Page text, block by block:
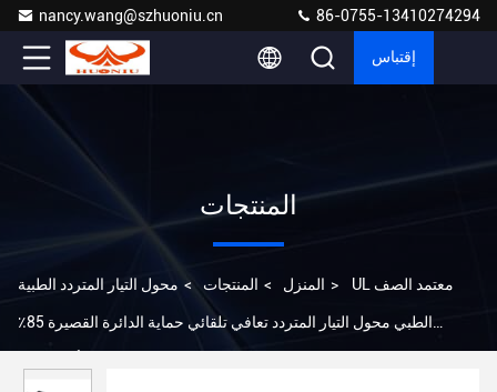
nancy.wang@szhuoniu.cn 86-0755-13410274294
إقتباس
المنتجات
المنزل > المنتجات > محول التيار المتردد الطبية > UL معتمد الصف
الطبي محول التيار المتردد تعافي تلقائي حماية الدائرة القصيرة 85٪